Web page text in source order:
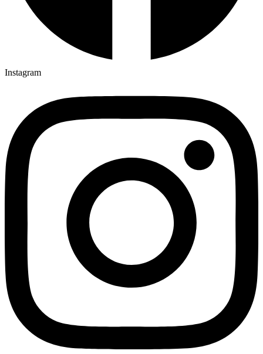
Instagram